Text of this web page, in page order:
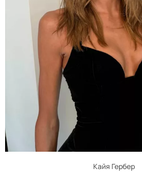
Кайя Гербер